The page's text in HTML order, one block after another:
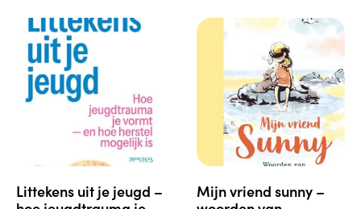
littekens uit je jeugd –
mijn vriend sunny –